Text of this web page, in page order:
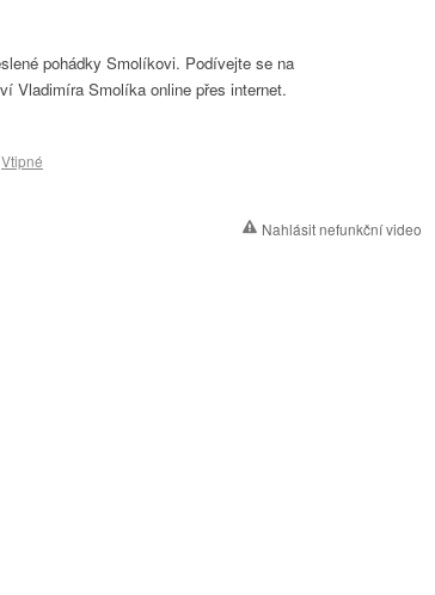
pohádky Smolíkovi. Podívejte se na
Vladimíra Smolíka online přes internet.
Vtipné
Nahlásit nefunkční video